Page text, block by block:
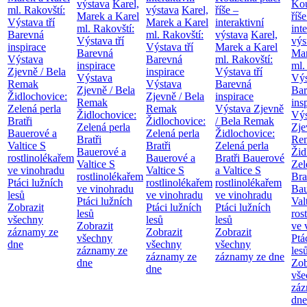
ml. Rakovští:
Výstava tří
Barevná
inspirace
Výstava
Zjevně / Bela
Remak
Židlochovice:
Zelená perla
Bratři
Bauerové a
Valtice S
rostlinolékařem
ve vinohradu
Ptáci lužních
lesů
Zobrazit
všechny
záznamy ze
dne
výstava Karel,
Marek a Karel
ml. Rakovští:
Výstava tří
Barevná
inspirace
Výstava
Zjevně / Bela
Remak
Židlochovice:
Zelená perla
Bratři
Bauerové a
Valtice S
rostlinolékařem
ve vinohradu
Ptáci lužních
lesů
Zobrazit
všechny
záznamy ze
dne
výstava Karel,
Marek a Karel
ml. Rakovští:
Výstava tří
Barevná
inspirace
Výstava
Zjevně / Bela
Remak
Židlochovice:
Zelená perla
Bratři
Bauerové a
Valtice S
rostlinolékařem
ve vinohradu
Ptáci lužních
lesů
Zobrazit
všechny
záznamy ze
dne
říše –
interaktivní
výstava Karel,
Marek a Karel
ml. Rakovští:
Výstava tří
Barevná
inspirace
Výstava Zjevně
/ Bela Remak
Židlochovice:
Zelená perla
Bratři Bauerové
a Valtice S
rostlinolékařem
ve vinohradu
Ptáci lužních
lesů
Zobrazit
všechny
záznamy ze dne
ml.
ve
dne